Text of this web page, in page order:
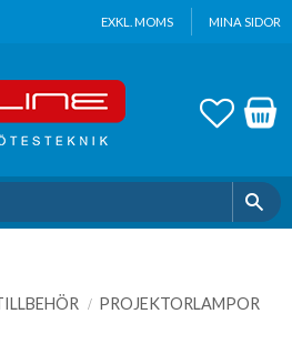
EXKL. MOMS MINA SIDOR
PROJEKTORLAMPOR